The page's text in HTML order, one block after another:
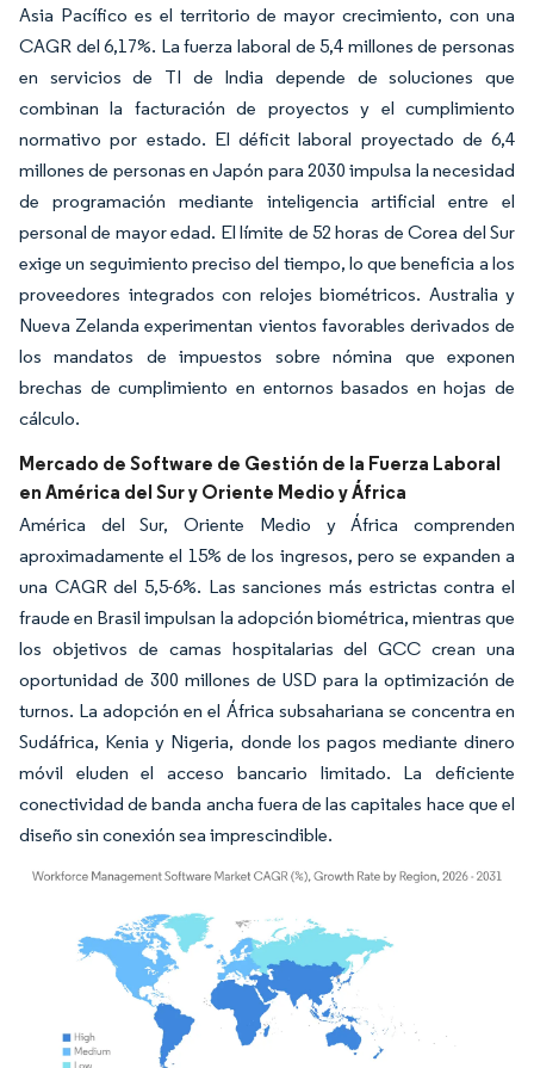
Asia Pacífico es el territorio de mayor crecimiento, con una
CAGR del 6,17%. La fuerza laboral de 5,4 millones de personas
en servicios de TI de India depende de soluciones que
combinan la facturación de proyectos y el cumplimiento
normativo por estado. El déficit laboral proyectado de 6,4
millones de personas en Japón para 2030 impulsa la necesidad
de programación mediante inteligencia artificial entre el
personal de mayor edad. El límite de 52 horas de Corea del Sur
exige un seguimiento preciso del tiempo, lo que beneficia a los
proveedores integrados con relojes biométricos. Australia y
Nueva Zelanda experimentan vientos favorables derivados de
los mandatos de impuestos sobre nómina que exponen
brechas de cumplimiento en entornos basados en hojas de
cálculo.
Mercado de Software de Gestión de la Fuerza Laboral
en América del Sur y Oriente Medio y África
América del Sur, Oriente Medio y África comprenden
aproximadamente el 15% de los ingresos, pero se expanden a
una CAGR del 5,5-6%. Las sanciones más estrictas contra el
fraude en Brasil impulsan la adopción biométrica, mientras que
los objetivos de camas hospitalarias del GCC crean una
oportunidad de 300 millones de USD para la optimización de
turnos. La adopción en el África subsahariana se concentra en
Sudáfrica, Kenia y Nigeria, donde los pagos mediante dinero
móvil eluden el acceso bancario limitado. La deficiente
conectividad de banda ancha fuera de las capitales hace que el
diseño sin conexión sea imprescindible.